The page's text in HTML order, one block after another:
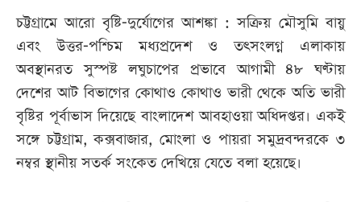
চট্টগ্রামে আরো বৃষ্টি-দুর্যোগের আশঙ্কা : সক্রিয় মৌসুমি বায়ু
এবং উত্তর-পশ্চিম মধ্যপ্রদেশ ও তৎসংলগ্ন এলাকায়
অবস্থানরত সুস্পষ্ট লঘুচাপের প্রভাবে আগামী ৪৮ ঘণ্টায়
দেশের আট বিভাগের কোথাও কোথাও ভারী থেকে অতি ভারী
বৃষ্টির পূর্বাভাস দিয়েছে বাংলাদেশ আবহাওয়া অধিদপ্তর। একই
সঙ্গে চট্টগ্রাম, কক্সবাজার, মোংলা ও পায়রা সমুদ্রবন্দরকে ৩
নম্বর স্থানীয় সতর্ক সংকেত দেখিয়ে যেতে বলা হয়েছে।